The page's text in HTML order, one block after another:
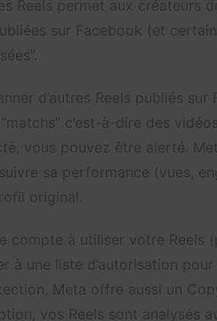
Reels permet aux créateurs
sur Facebook (et
d’autres Reels publiés sur
c’est-à-dire des
vous pouvez être alerté.
sa performance (vues,
original.
compte à utiliser votre Reels
à une liste d’autorisation pour
Meta offre aussi un
vos Reels sont analysés